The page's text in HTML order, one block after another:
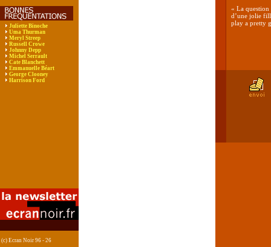
Juliette Binoche
Uma Thurman
Meryl Streep
Russell Crowe
Johnny Depp
Michel Serrault
Cate Blanchett
Emmanuelle Béart
George Clooney
Harrison Ford
(c) Ecran Noir 96 - 26
« La question
d’une jolie
play a pretty